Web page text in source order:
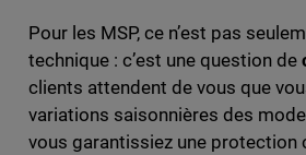
Pour les MSP, ce n’est pas
technique : c’est une question de
clients attendent de vous que
variations saisonnières des
vous garantissiez une protection